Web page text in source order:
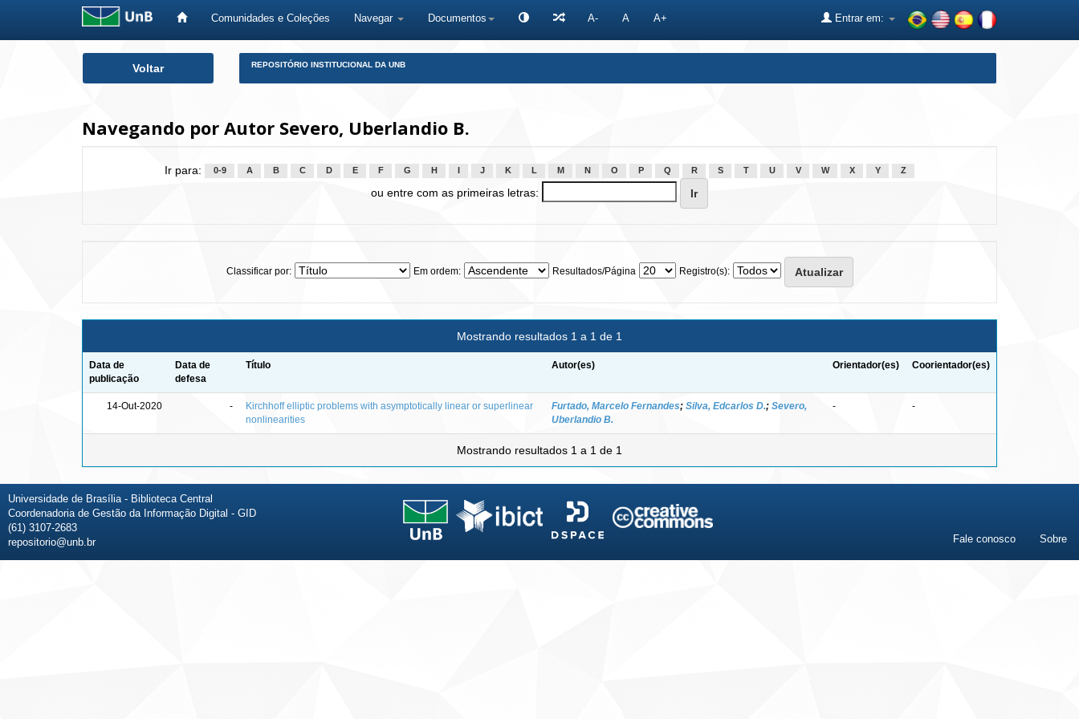
Comunidades e Coleções Navegar Documentos A- A A+ Entrar em:
Voltar REPOSITÓRIO INSTITUCIONAL DA UNB
Navegando por Autor Severo, Uberlandio B.
Ir para: 0-9 A B C D E F G H J K L M N O P Q R S T U V W X Y Z
ou entre com as primeiras letras:
Classificar por: Em ordem: Resultados/Página Registro(s):
Mostrando resultados 1 a 1 de 1
Data de
publicação
Data de
defesa
Título Autor(es) Orientador(es) Coorientador(es)
14-Out-2020 -
Kirchhoff elliptic problems with asymptotically linear or superlinear
nonlinearities
Furtado, Marcelo Fernandes; Silva, Edcarlos D.; Severo,
Uberlandio B.
- -
Mostrando resultados 1 a 1 de 1
Universidade de Brasília - Biblioteca Central
Coordenadoria de Gestão da Informação Digital - GID
(61) 3107-2683
repositorio@unb.br
Fale conosco Sobre